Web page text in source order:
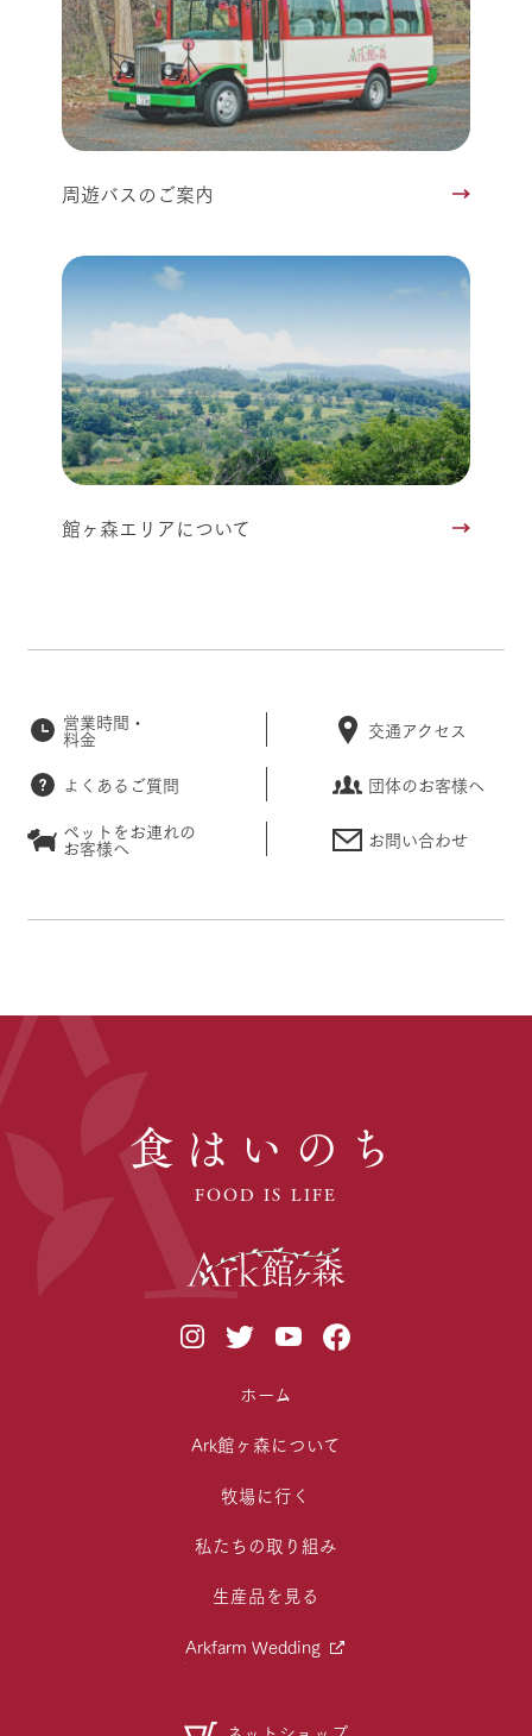
周遊バスのご案内
館ヶ森エリアについて
営業時間・
料金 交通アクセス
よくあるご質問
団体のお客様へ
ペットをお連れの
お客様へ お問い合わせ
食はいのち
FOOD IS LIFE
ホーム
Ark館ヶ森について
牧場に行く
私たちの取り組み
生産品を見る
Arkfarm Wedding